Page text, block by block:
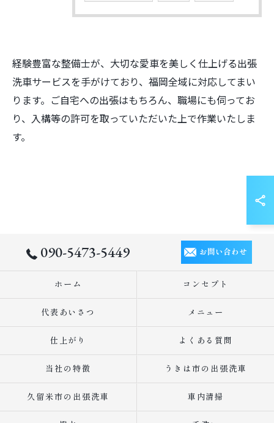
経験豊富な整備士が、大切な愛車を美しく仕上げる出張
洗車サービスを手がけており、福岡全域に対応してまい
ります。ご自宅への出張はもちろん、職場にも伺ってお
り、入構等の許可を取っていただいた上で作業いたしま
す。
090-5473-5449 お問い合わせ
ホーム コンセプト
代表あいさつ メニュー
仕上がり よくある質問
当社の特徴 うきは市の出張洗車
久留米市の出張洗車 車内清掃